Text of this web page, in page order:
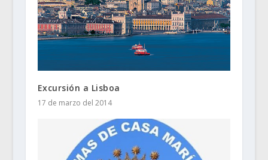
Excursión a Lisboa
17 de marzo del 2014